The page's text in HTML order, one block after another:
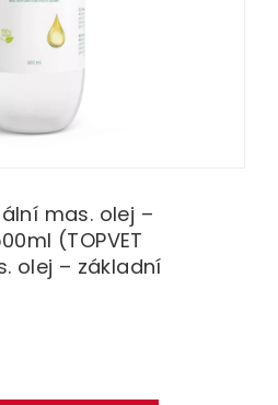
mas. olej –
(TOPVET
olej – základní